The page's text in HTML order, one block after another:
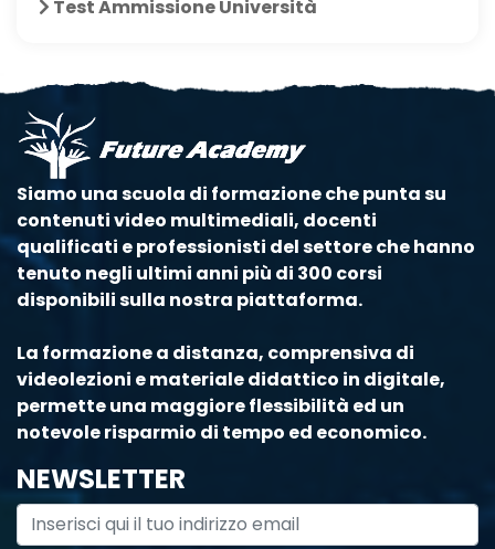
Test Ammissione Università
Siamo una scuola di formazione che punta su
contenuti video multimediali, docenti
qualificati e professionisti del settore che hanno
tenuto negli ultimi anni più di 300 corsi
disponibili sulla nostra piattaforma.
La formazione a distanza, comprensiva di
videolezioni e materiale didattico in digitale,
permette una maggiore flessibilità ed un
notevole risparmio di tempo ed economico.
NEWSLETTER